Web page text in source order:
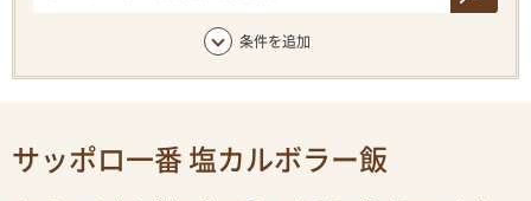
条件を追加
サッポロ一番 塩カルボラー飯